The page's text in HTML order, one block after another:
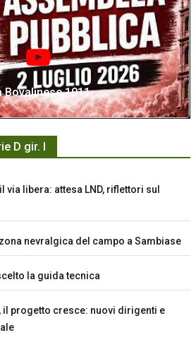
Bovalinese 1911
D gir. I
via libera: attesa LND, riflettori sul
nevralgica del campo a Sambiase
la guida tecnica
il progetto cresce: nuovi dirigenti e